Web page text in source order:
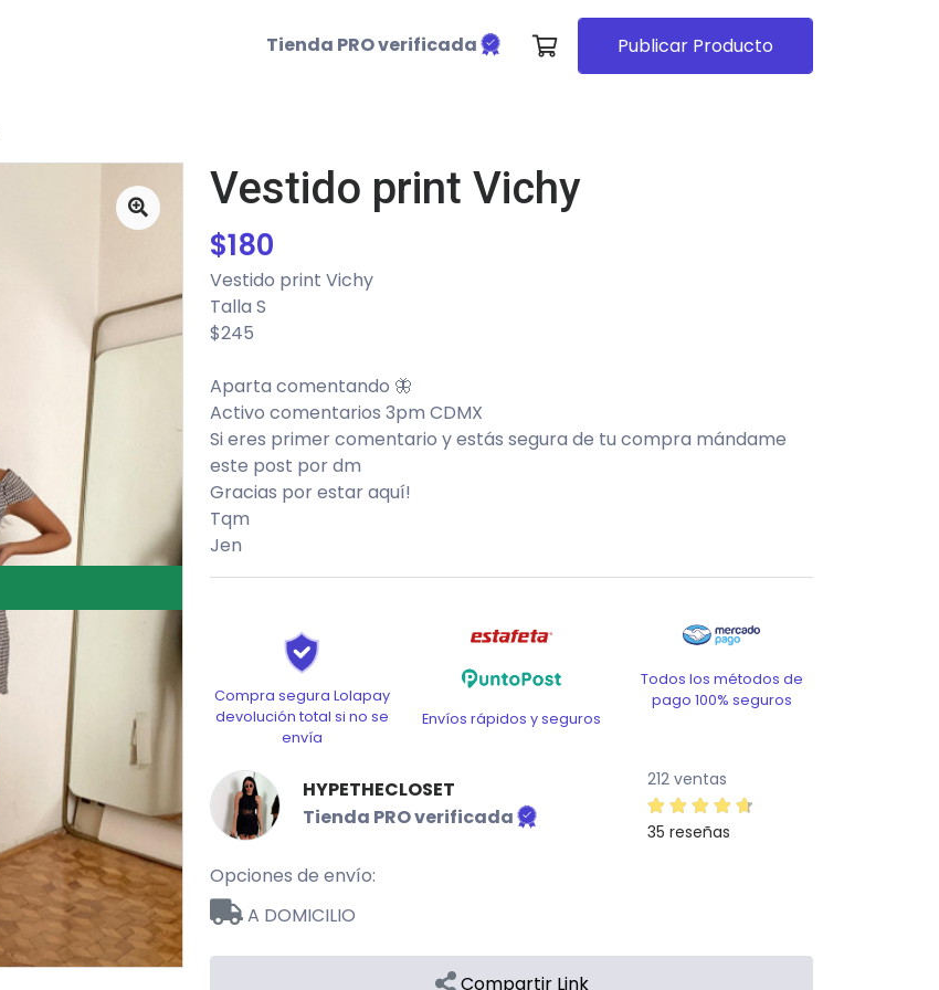
Tienda PRO verificada Publicar Producto
Vestido print Vichy
$180
Vestido print Vichy
Talla S
$245
Aparta comentando 🦋
Activo comentarios 3pm CDMX
Si eres primer comentario y estás segura de tu compra mándame
este post por dm
Gracias por estar aquí!
Tqm
Jen
Compra segura Lolapay
devolución total si no se
envía
Envíos rápidos y seguros
Todos los métodos de
pago 100% seguros
HYPETHECLOSET
Tienda PRO verificada
212 ventas
35 reseñas
Opciones de envío:
A DOMICILIO
Compartir Link